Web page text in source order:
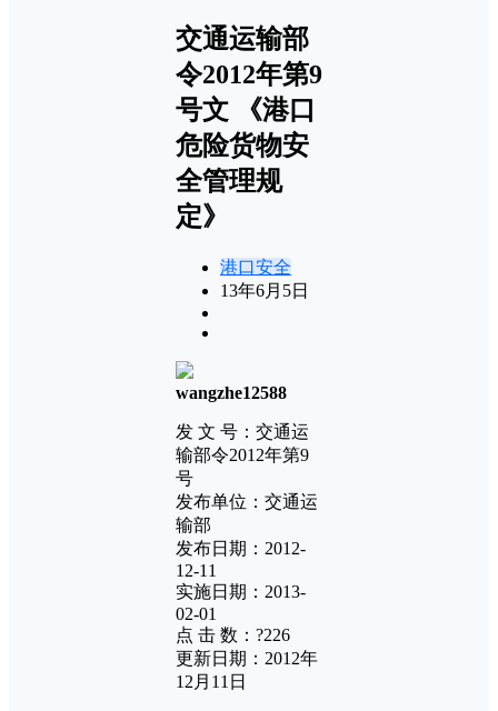
交通运输部
令2012年第9
号文 《港口
危险货物安
全管理规
定》
港口安全
13年6月5日
wangzhe12588
发 文 号：交通运
输部令2012年第9
号
发布单位：交通运
输部
发布日期：2012-
12-11
实施日期：2013-
02-01
点 击 数：?226
更新日期：2012年
12月11日